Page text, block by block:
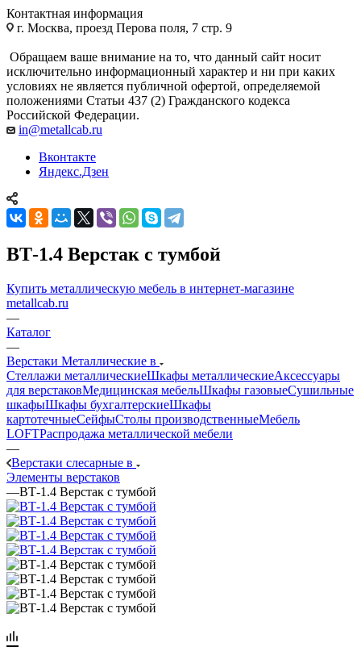
Контактная информация
г. Москва, проезд Перова поля, 7 стр. 9
Обращаем ваше внимание на то, что данный сайт носит
исключительно информационный характер и ни при каких
условиях не является публичной офертой, определяемой
положениями Статьи 437 (2) Гражданского кодекса
Российской Федерации.
in@metallcab.ru
Вконтакте
Яндекс.Дзен
ВТ-1.4 Верстак с тумбой
Купить металлическую мебель в интернет-магазине
metallcab.ru
—
Каталог
—
Верстаки Металлические в
Стеллажи металлическиеШкафы металлическиеАксессуары
для верстаковМедицинская мебельШкафы газовыеСушильные
шкафыШкафы бухгалтерскиеШкафы
картотечныеСейфыСтолы производственныеМебель
LOFTРаспродажа металлической мебели
—
Верстаки слесарные в
Элементы верстаков
—ВТ-1.4 Верстак с тумбой